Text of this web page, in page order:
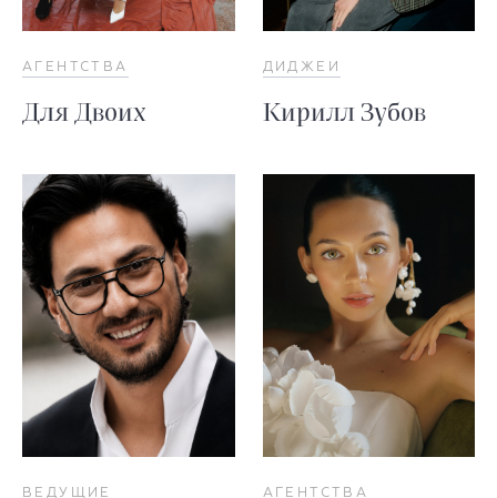
АГЕНТСТВА
Для Двоих
ДИДЖЕИ
Кирилл Зубов
ВЕДУЩИЕ АГЕНТСТВА